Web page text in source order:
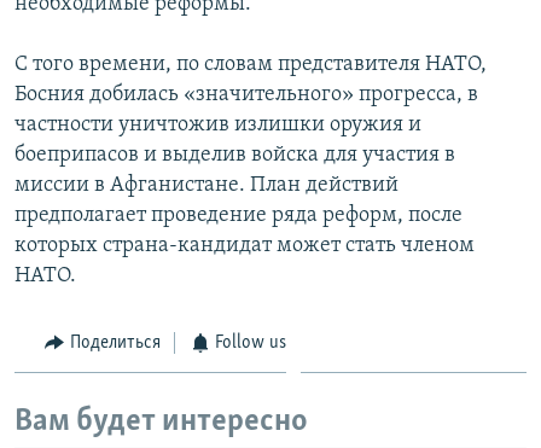
С того времени, по словам представителя НАТО,
Босния добилась «значительного» прогресса, в
частности уничтожив излишки оружия и
боеприпасов и выделив войска для участия в
миссии в Афганистане. План действий
предполагает проведение ряда реформ, после
которых страна-кандидат может стать членом
НАТО.
Поделиться Follow us
Вам будет интересно